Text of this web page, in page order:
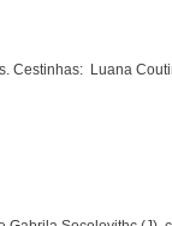
Cestinhas: Luana